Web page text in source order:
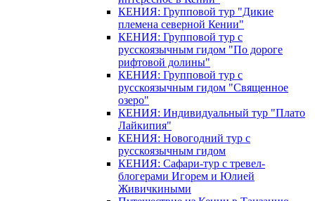
КЕНИЯ: Групповой тур "Дикие
племена северной Кении"
КЕНИЯ: Групповой тур с
русскоязычным гидом "По дороге
рифтовой долины"
КЕНИЯ: Групповой тур с
русскоязычным гидом "Священное
озеро"
КЕНИЯ: Индивидуальный тур "Плато
Лайкипия"
КЕНИЯ: Новогодний тур с
русскоязычным гидом
КЕНИЯ: Сафари-тур с тревел-
блогерами Игорем и Юлией
Живичкиными